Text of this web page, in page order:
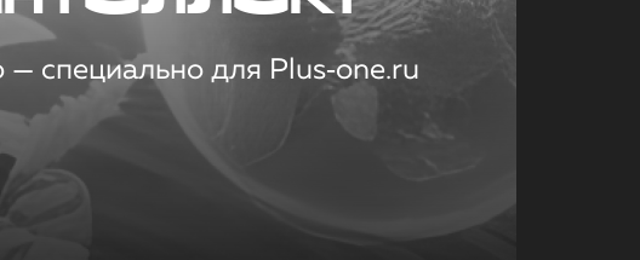
специально для Plus‑one.ru